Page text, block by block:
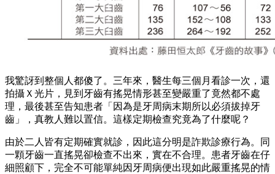
我驚訝到整個人都傻了。三年來，醫生每三個月看診一次，還
拍攝Ｘ光片，見到牙齒有搖晃情形甚至變嚴重了竟然都不處
理，最後甚至告知患者「因為是牙周病末期所以必須拔掉牙
齒」，真教人難以置信。這樣定期檢查究竟為了什麼呢？
由於二人皆有定期確實就診，因此這分明是詐欺診療行為。同
一顆牙齒一直搖晃卻檢查不出來，實在不合理。患者牙齒在仔
細照顧下，完全不可能單純因牙周病便出現如此嚴重搖晃的情